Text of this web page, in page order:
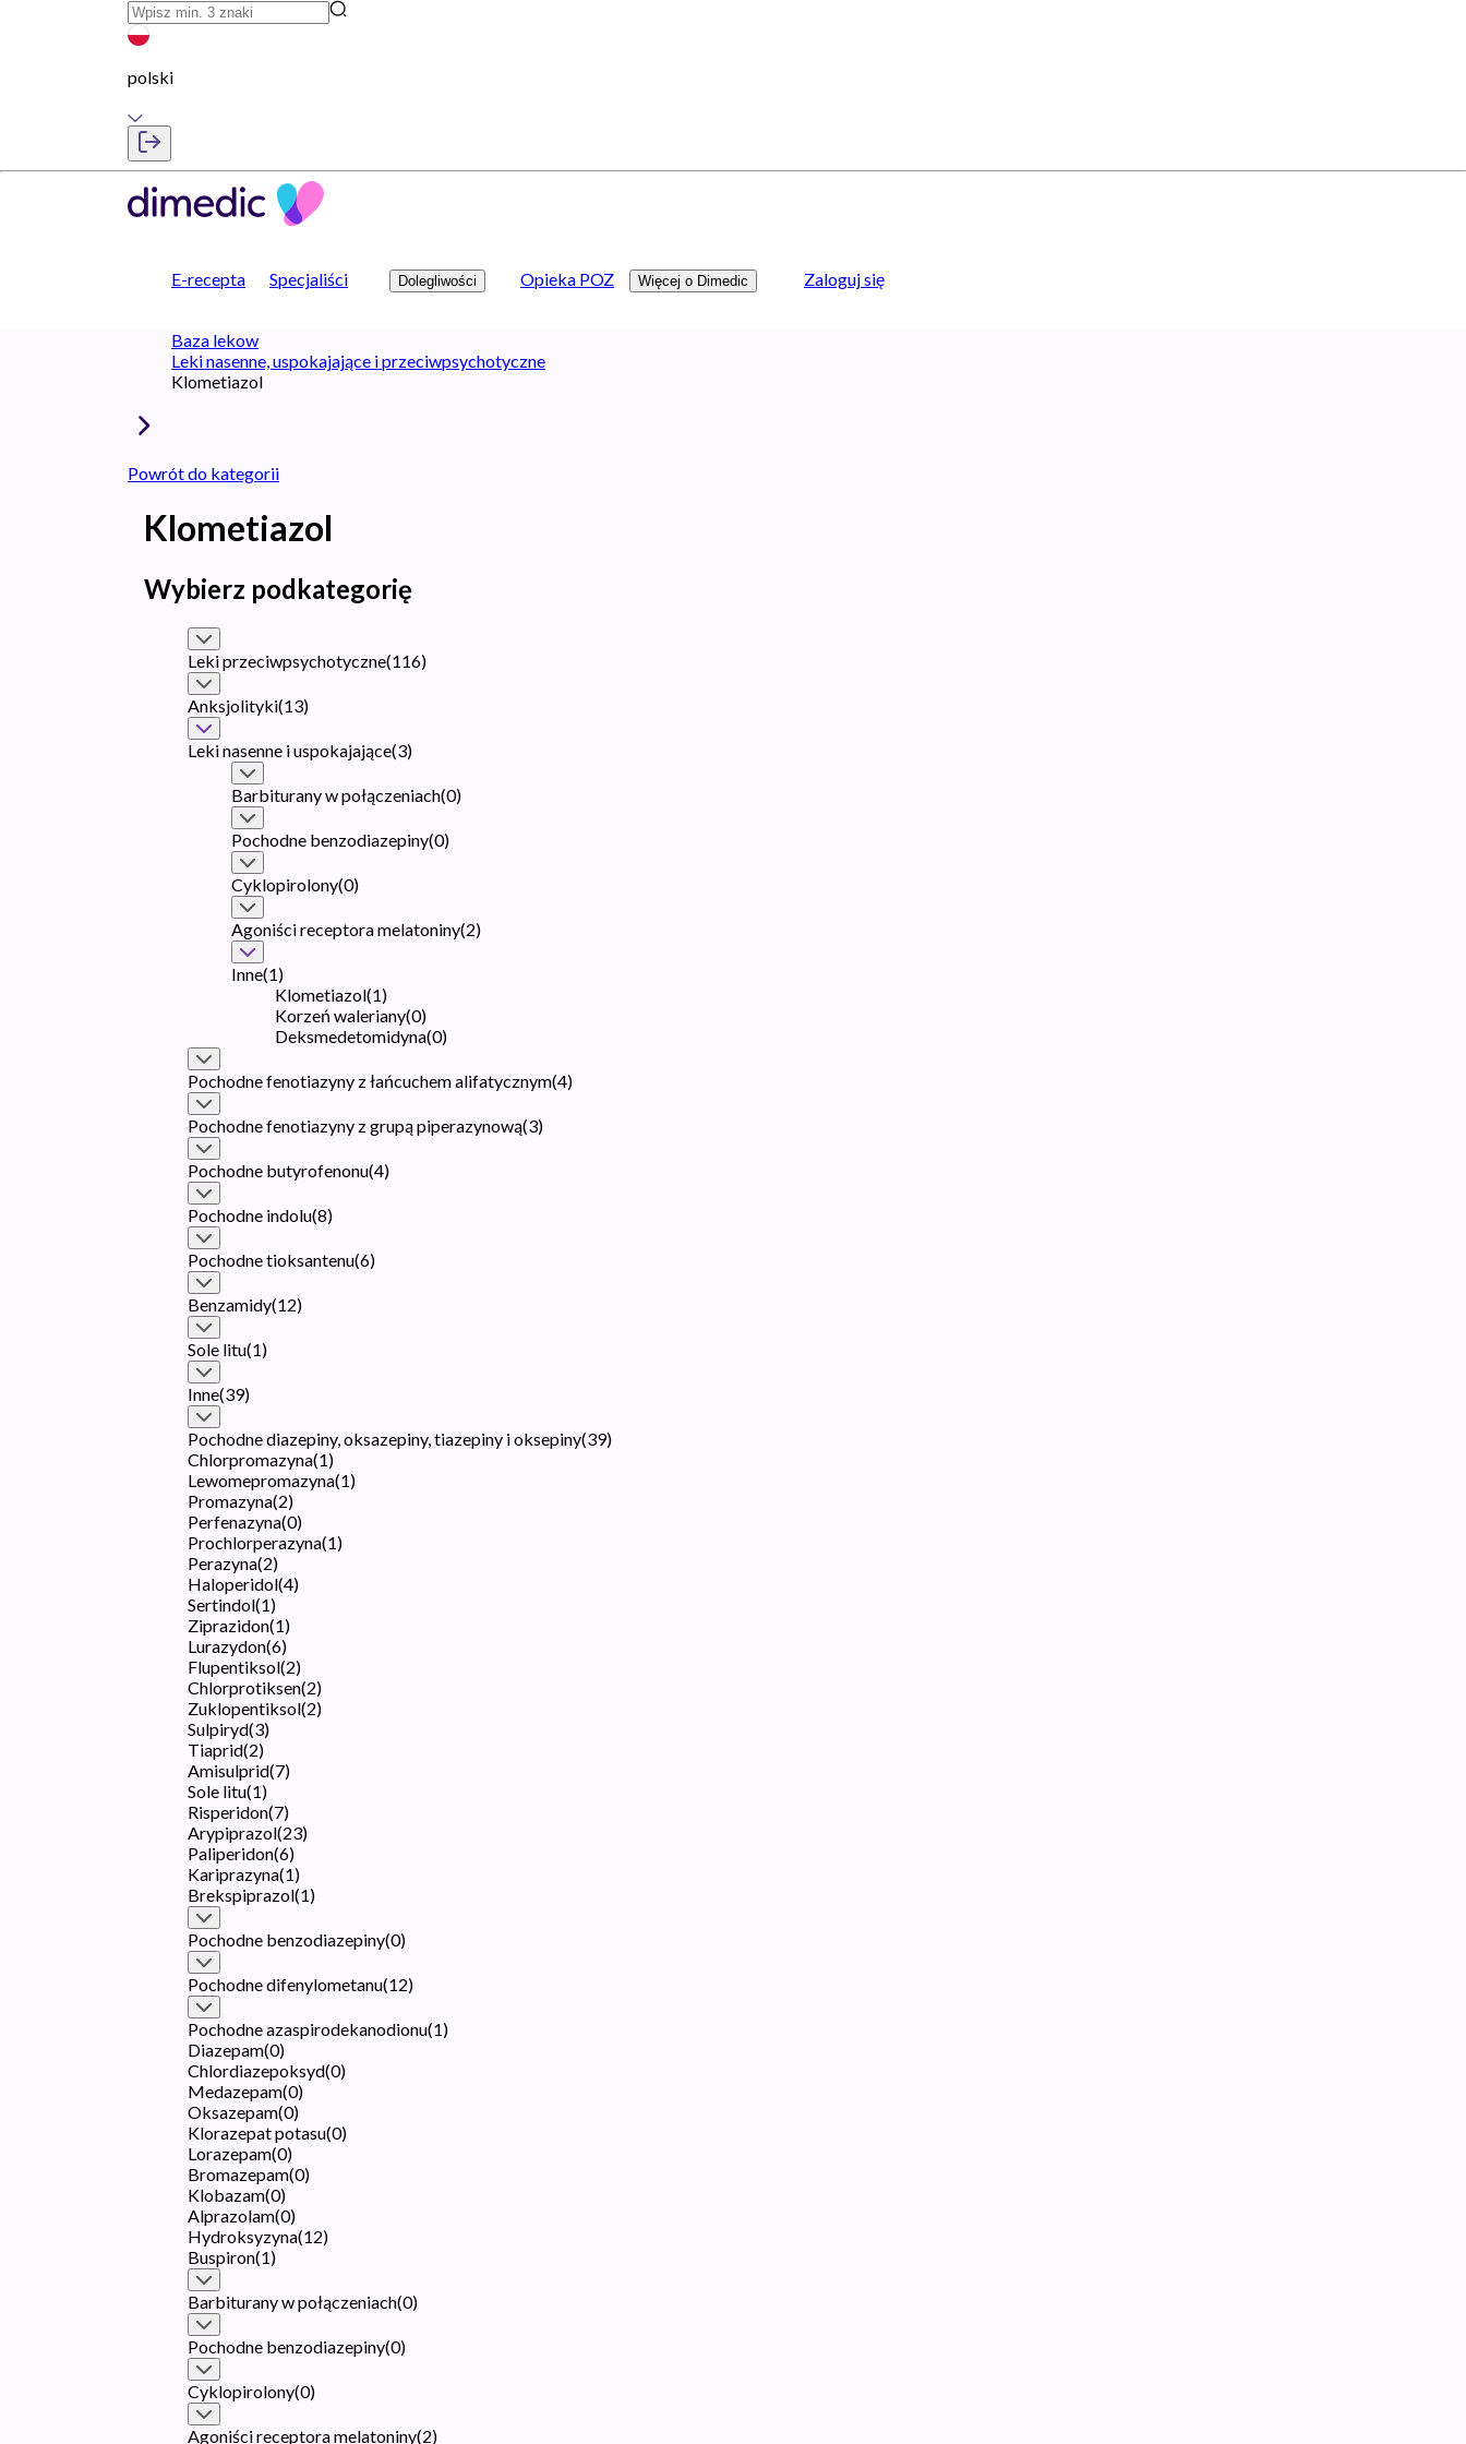
polski
E-recepta Specjaliści Dolegliwości Opieka POZ Więcej o Dimedic Zaloguj się
Baza lekow
Leki nasenne, uspokajające i przeciwpsychotyczne
Klometiazol
Powrót do kategorii
Klometiazol
Wybierz podkategorię
Leki przeciwpsychotyczne(116)
Anksjolityki(13)
Leki nasenne i uspokajające(3)
Barbiturany w połączeniach(0)
Pochodne benzodiazepiny(0)
Cyklopirolony(0)
Agoniści receptora melatoniny(2)
Inne(1)
Klometiazol(1)
Korzeń waleriany(0)
Deksmedetomidyna(0)
Pochodne fenotiazyny z łańcuchem alifatycznym(4)
Pochodne fenotiazyny z grupą piperazynową(3)
Pochodne butyrofenonu(4)
Pochodne indolu(8)
Pochodne tioksantenu(6)
Benzamidy(12)
Sole litu(1)
Inne(39)
Pochodne diazepiny, oksazepiny, tiazepiny i oksepiny(39)
Chlorpromazyna(1)
Lewomepromazyna(1)
Promazyna(2)
Perfenazyna(0)
Prochlorperazyna(1)
Perazyna(2)
Haloperidol(4)
Sertindol(1)
Ziprazidon(1)
Lurazydon(6)
Flupentiksol(2)
Chlorprotiksen(2)
Zuklopentiksol(2)
Sulpiryd(3)
Tiaprid(2)
Amisulprid(7)
Sole litu(1)
Risperidon(7)
Arypiprazol(23)
Paliperidon(6)
Kariprazyna(1)
Brekspiprazol(1)
Pochodne benzodiazepiny(0)
Pochodne difenylometanu(12)
Pochodne azaspirodekanodionu(1)
Diazepam(0)
Chlordiazepoksyd(0)
Medazepam(0)
Oksazepam(0)
Klorazepat potasu(0)
Lorazepam(0)
Bromazepam(0)
Klobazam(0)
Alprazolam(0)
Hydroksyzyna(12)
Buspiron(1)
Barbiturany w połączeniach(0)
Pochodne benzodiazepiny(0)
Cyklopirolony(0)
Agoniści receptora melatoniny(2)